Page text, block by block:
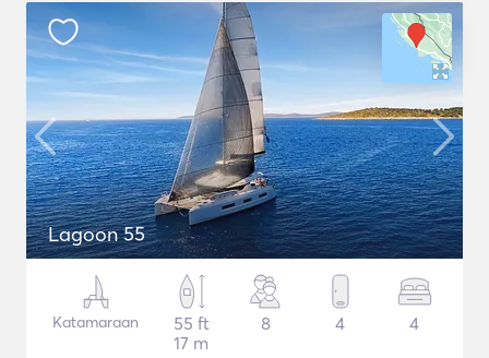
Lagoon 55
Katamaraan
55 ft
17 m
8 4 4